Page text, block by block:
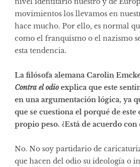
movimientos los llevamos en
hace mucho. Por ello, es normal
como el franquismo o el nazismo
esta tendencia.
La filósofa alemana Carolin
Contra el odioexplica que este
en una argumentación lógica, ya
que se cuestiona el porqué de este
propio peso. ¿Está de acuerdo con
No. No soy partidario de
que hacen del odio su ideología o